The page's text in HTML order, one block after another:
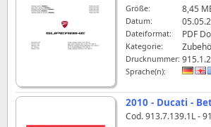
Größe: 8,45
Datum:
Dateiformat: PDF
Kategorie:
Drucknummer:
Sprache(n):
2010 - Ducati -
Cod. 913.7.139.1L -